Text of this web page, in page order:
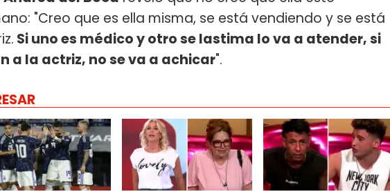
"Creo que es ella misma, se está vendiendo y se está
Si uno es médico y otro se lastima lo va a atender, si
a la actriz, no se va a achicar".